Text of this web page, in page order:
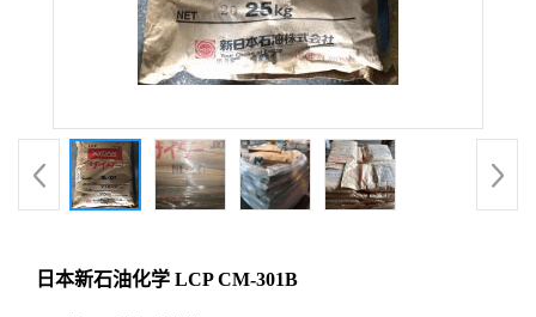
日本新石油化学 LCP CM-301B